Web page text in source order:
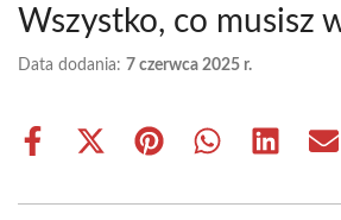
Wszystko, co musisz
Data dodania: 7 czerwca 2025 r.
Share
Share
(Twitter)
Share Share Share